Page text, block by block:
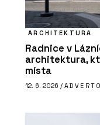
ARCHITEKTURA
Radnice v
architektura,
místa
12. 6. 2026 /